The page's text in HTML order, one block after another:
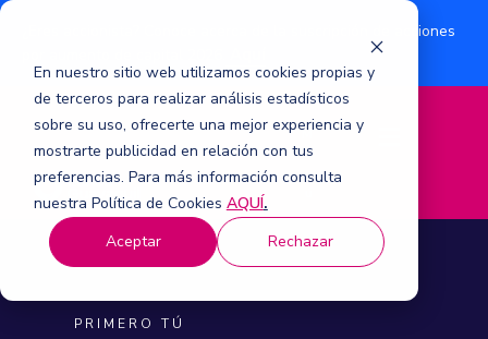
En nuestro sitio web utilizamos cookies propias y
de terceros para realizar análisis estadísticos
sobre su uso, ofrecerte una mejor experiencia y
mostrarte publicidad en relación con tus
preferencias. Para más información consulta
nuestra Política de Cookies AQUÍ.
Aceptar
Rechazar
¿Eres accionista? Conoce acerca de la suscripción de acciones
M
e
n
PRIMERO TÚ